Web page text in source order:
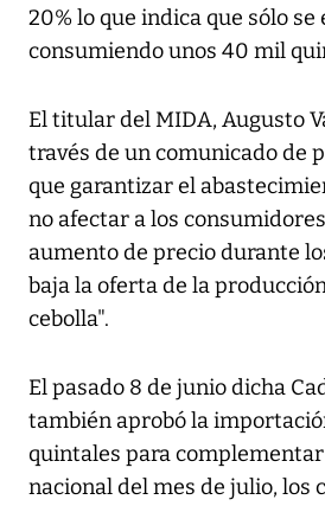
20% lo que indica que sólo se
consumiendo unos 40 mil
El titular del MIDA, Augusto
través de un comunicado de
que garantizar el
no afectar a los
aumento de precio durante
baja la oferta de la
cebolla".
El pasado 8 de junio dicha
también aprobó la
quintales para
nacional del mes de julio, los